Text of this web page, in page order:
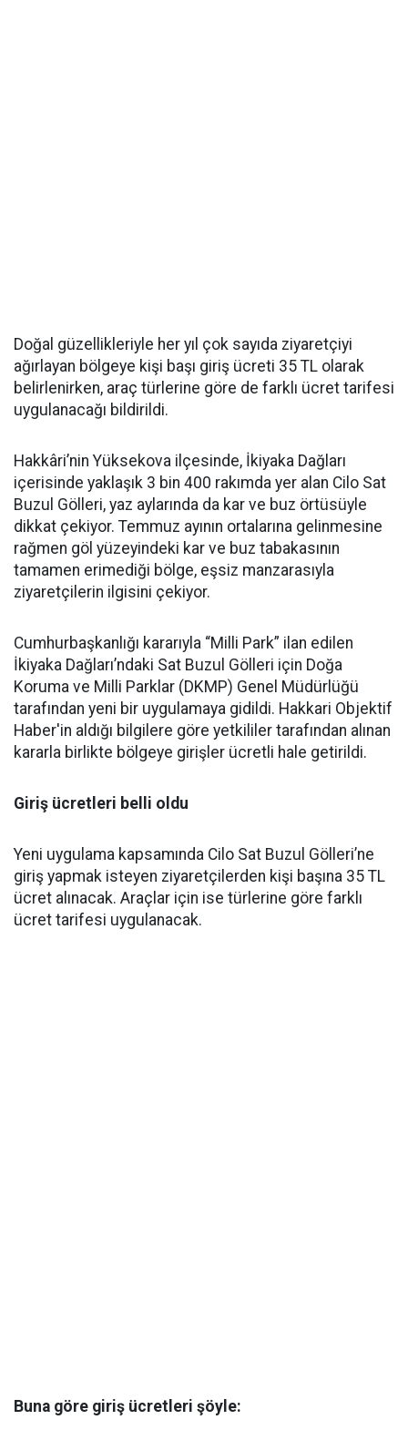
Doğal güzellikleriyle her yıl çok sayıda ziyaretçiyi
ağırlayan bölgeye kişi başı giriş ücreti 35 TL olarak
belirlenirken, araç türlerine göre de farklı ücret tarifesi
uygulanacağı bildirildi.
Hakkâri’nin Yüksekova ilçesinde, İkiyaka Dağları
içerisinde yaklaşık 3 bin 400 rakımda yer alan Cilo Sat
Buzul Gölleri, yaz aylarında da kar ve buz örtüsüyle
dikkat çekiyor. Temmuz ayının ortalarına gelinmesine
rağmen göl yüzeyindeki kar ve buz tabakasının
tamamen erimediği bölge, eşsiz manzarasıyla
ziyaretçilerin ilgisini çekiyor.
Cumhurbaşkanlığı kararıyla “Milli Park” ilan edilen
İkiyaka Dağları’ndaki Sat Buzul Gölleri için Doğa
Koruma ve Milli Parklar (DKMP) Genel Müdürlüğü
tarafından yeni bir uygulamaya gidildi. Hakkari Objektif
Haber'in aldığı bilgilere göre yetkililer tarafından alınan
kararla birlikte bölgeye girişler ücretli hale getirildi.
Giriş ücretleri belli oldu
Yeni uygulama kapsamında Cilo Sat Buzul Gölleri’ne
giriş yapmak isteyen ziyaretçilerden kişi başına 35 TL
ücret alınacak. Araçlar için ise türlerine göre farklı
ücret tarifesi uygulanacak.
Buna göre giriş ücretleri şöyle: